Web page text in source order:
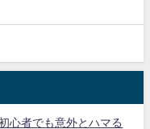
心者でも意外とハマる